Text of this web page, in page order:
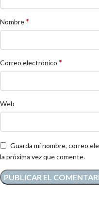
Nombre*
Correo electrónico *
Web
Guarda mi nombre, correo
la próxima vez que comente.